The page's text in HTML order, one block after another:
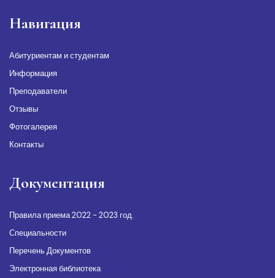
Навигация
Абитуриентам и студентам
Информация
Преподаватели
Отзывы
Фотогалерея
Контакты
Документация
Правила приема 2022 - 2023 год.
Специальности
Перечень Документов
Электронная библиотека